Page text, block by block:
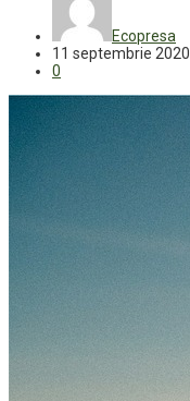
Ecopresa
11 septembrie 2020
0